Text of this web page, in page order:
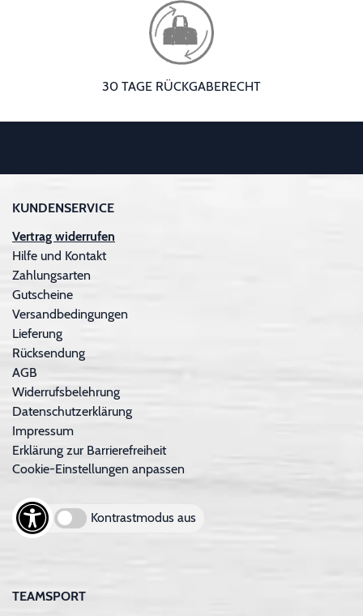
30 TAGE RÜCKGABERECHT
KUNDENSERVICE
Vertrag widerrufen
Hilfe und Kontakt
Zahlungsarten
Gutscheine
Versandbedingungen
Lieferung
Rücksendung
AGB
Widerrufsbelehrung
Datenschutzerklärung
Impressum
Erklärung zur Barrierefreiheit
Cookie-Einstellungen anpassen
Kontrastmodus aus
TEAMSPORT